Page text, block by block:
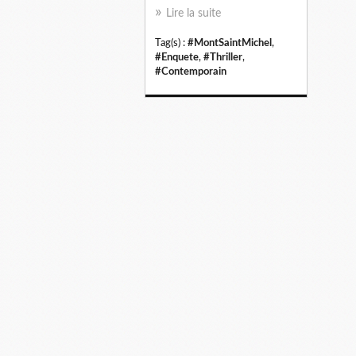
Lire la suite
Tag(s) : #MontSaintMichel ,
#Enquete, #Thriller,
#Contemporain